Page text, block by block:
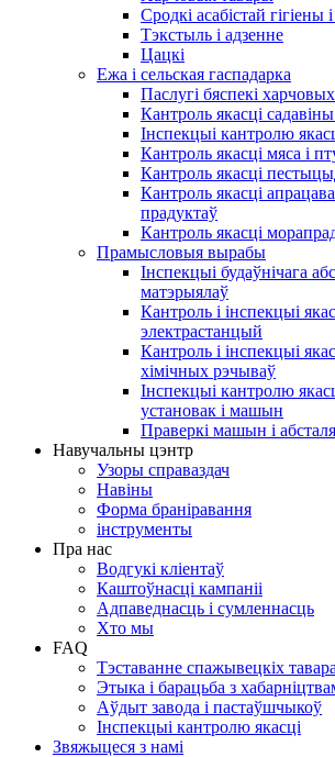
Сродкі асабістай гігіены
Тэкстыль і адзенне
Цацкі
Ежа і сельская гаспадарка
Паслугі бяспекі
Кантроль якасці
Інспекцыі кантролю
Кантроль якасці мяса і
Кантроль якасці
Кантроль якасці
прадуктаў
Кантроль якасці
Прамысловыя вырабы
Інспекцыі будаўнічага
матэрыялаў
Кантроль і інспекцыі
электрастанцый
Кантроль і інспекцыі
хімічных рэчываў
Інспекцыі кантролю
установак і машын
Праверкі машын і
Навучальны цэнтр
Узоры справаздач
Навіны
Форма браніравання
інструменты
Пра нас
Водгукі кліентаў
Каштоўнасці кампаніі
Адпаведнасць і сумленнасць
Хто мы
FAQ
Тэставанне спажывецкіх
Этыка і барацьба з
Аўдыт завода і пастаўшчыкоў
Інспекцыі кантролю якасці
Звяжыцеся з намі